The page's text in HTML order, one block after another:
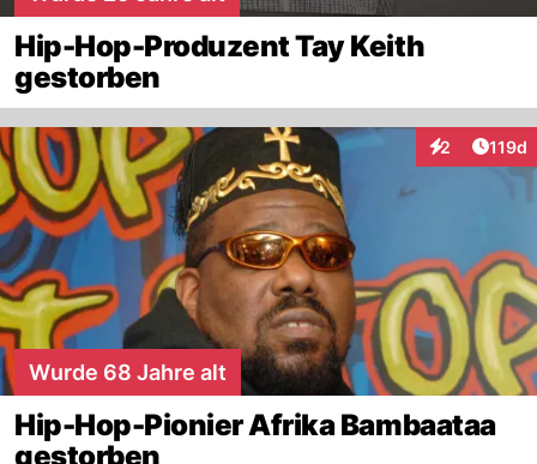
Hip-Hop-Produzent Tay Keith
gestorben
2
Interaktionen
119d
Wurde 68 Jahre alt
Hip-Hop-Pionier Afrika Bambaataa
gestorben